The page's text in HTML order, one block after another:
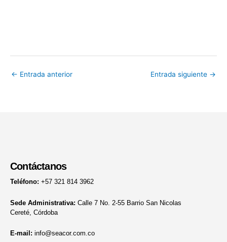
← Entrada anterior Entrada siguiente →
Contáctanos
Teléfono: +57 321 814 3962
Sede Administrativa: Calle 7 No. 2-55 Barrio San Nicolas
Cereté, Córdoba
E-mail: info@seacor.com.co